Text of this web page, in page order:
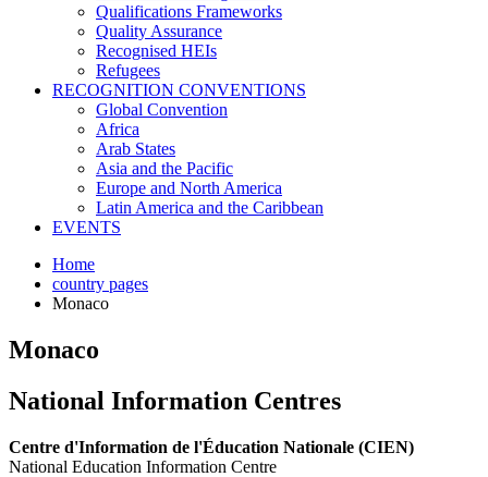
Qualifications Frameworks
Quality Assurance
Recognised HEIs
Refugees
RECOGNITION CONVENTIONS
Global Convention
Africa
Arab States
Asia and the Pacific
Europe and North America
Latin America and the Caribbean
EVENTS
Home
country pages
Monaco
Monaco
National Information Centres
Centre d'Information de l'Éducation Nationale (CIEN)
National Education Information Centre